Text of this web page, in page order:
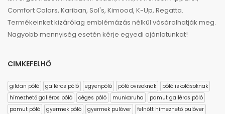
Comfort Colors, Kariban, Sol's, Kimood, K-Up, Regatta.
Termékeinket kizárólag emblémázás nélkül vásárolhatják meg.
Nagyobb mennyiség esetén kérje egyedi ajánlatunkat!
CIMKEFELHŐ
gildan póló galléros póló egyenpóló póló ovisoknak
póló iskolásoknak
hímezhető galléros póló
céges póló munkaruha
pamut galléros póló
pamut póló
gyermek póló gyermek pulóver
felnőtt hímezhető pulóver